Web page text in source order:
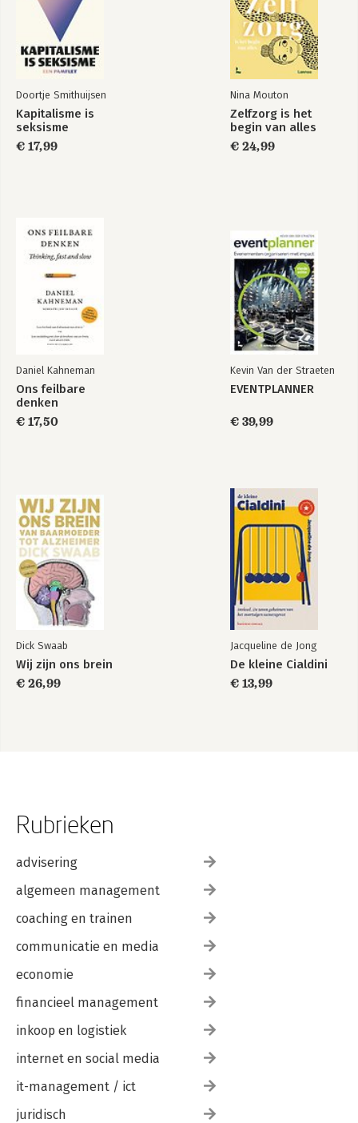
Understanding
Organizations-
Mintzberg on
Management
Bekijk alle boeken
proces
11 De configuratieschool: strategievorming als proces van
transformatie
12 ‘Blijf nog even zitten, dames en heren, u hebt het hele beest
nog niet gezien.’
Literatuurlijst
Noten
Doortje Smithuijsen
Kapitalisme is
seksisme
€ 17,99
Nina Mouton
Zelfzorg is het
begin van alles
€ 24,99
Daniel Kahneman
Ons feilbare
denken
€ 17,50
Kevin Van der Straeten
EVENTPLANNER
€ 39,99
Dick Swaab
Wij zijn ons brein
€ 26,99
Jacqueline de Jong
De kleine Cialdini
€ 13,99
Rubrieken
advisering
algemeen management
coaching en trainen
communicatie en media
economie
financieel management
inkoop en logistiek
internet en social media
it-management / ict
juridisch